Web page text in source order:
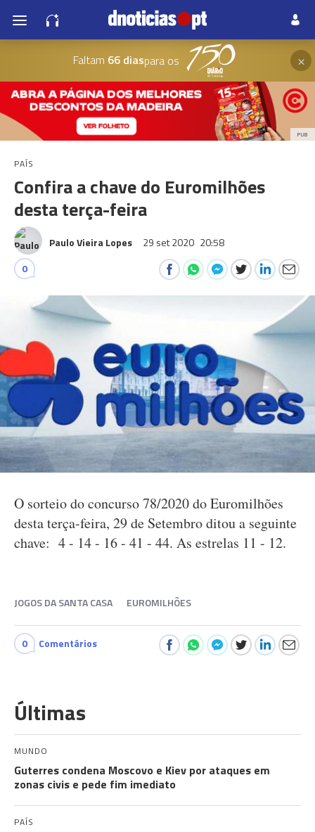
Faltam 66 diaspara os ×
PUB
PAÍS
Confira a chave do Euromilhões
desta terça-feira
Paulo Vieira Lopes 29 set 2020 20:58
0
O sorteio do concurso 78/2020 do Euromilhões
desta terça-feira, 29 de Setembro ditou a seguinte
chave: 4 - 14 - 16 - 41 - 44. As estrelas 11 - 12.
JOGOS DA SANTA CASA EUROMILHÕES
0 Comentários
Últimas
MUNDO
Guterres condena Moscovo e Kiev por ataques em
zonas civis e pede fim imediato
PAÍS